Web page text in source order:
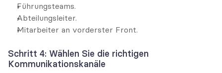
Führungsteams.
Abteilungsleiter.
Mitarbeiter an vorderster Front.
Schritt 4: Wählen Sie die richtigen
Kommunikationskanäle